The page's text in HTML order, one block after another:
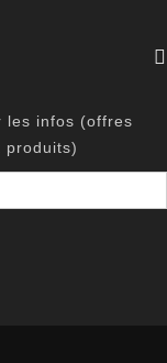
les infos (offres
produits)